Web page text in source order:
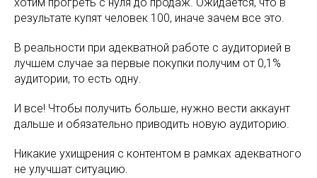
результате купят человек 100, иначе зачем все это.
В реальности при адекватной работе с аудиторией в
лучшем случае за первые покупки получим от 0,1%
аудитории, то есть одну.
И все! Чтобы получить больше, нужно вести аккаунт
дальше и обязательно приводить новую аудиторию.
Никакие ухищрения с контентом в рамках адекватного
не улучшат ситуацию.